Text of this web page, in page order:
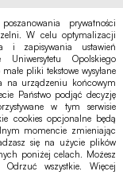
prywatności
W celu optymalizacji
i zapisywania ustawień
Uniwersytetu Opolskiego
pliki tekstowe wysyłane
na urządzeniu końcowym
Państwo podjąć decyzję
w tym serwisie
cookies opcjonalne będą
momencie zmieniając
się na użycie plików
poniżej celach. Możesz
wszystkie. Więcej